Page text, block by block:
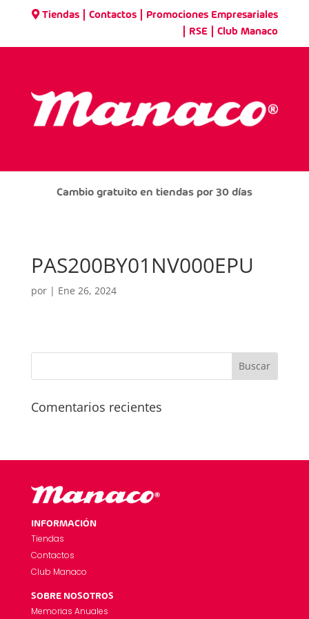
Tiendas |Contactos Promociones Empresariales
RSE |Club Manaco
Cambio gratuito en tiendas por 30 días
PAS200BY01NV000EPU
por | Ene 26, 2024
Comentarios recientes
INFORMACIÓN
Tiendas
Contactos
Club Manaco
SOBRE NOSOTROS
Memorias Anuales